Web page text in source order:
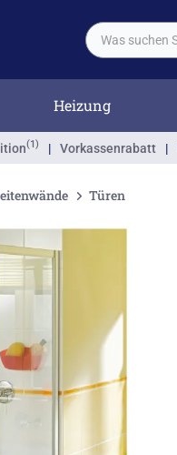
Heizung
(1) | Vorkassenrabatt |
Türen